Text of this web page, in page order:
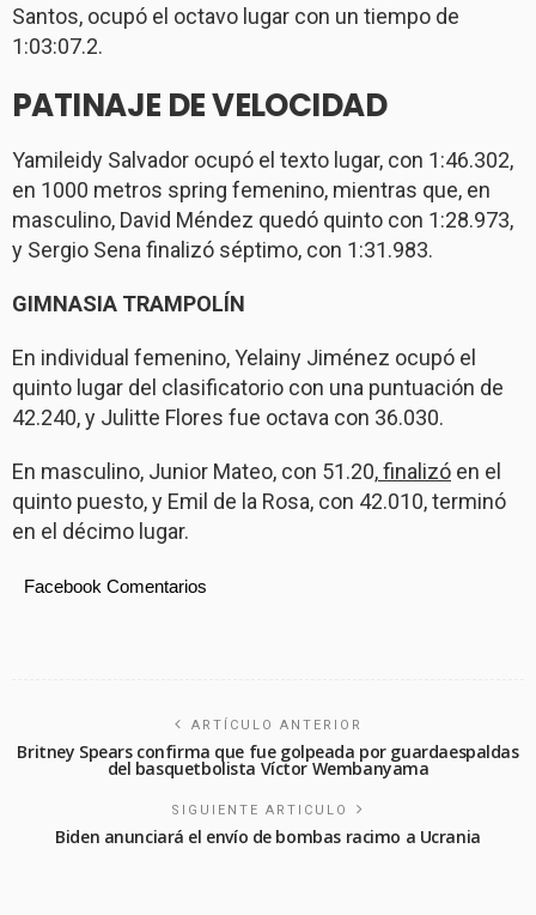
Santos, ocupó el octavo lugar con un tiempo de
1:03:07.2.
PATINAJE DE VELOCIDAD
Yamileidy Salvador ocupó el texto lugar, con 1:46.302,
en 1000 metros spring femenino, mientras que, en
masculino, David Méndez quedó quinto con 1:28.973,
y Sergio Sena finalizó séptimo, con 1:31.983.
GIMNASIA TRAMPOLÍN
En individual femenino, Yelainy Jiménez ocupó el
quinto lugar del clasificatorio con una puntuación de
42.240, y Julitte Flores fue octava con 36.030.
En masculino, Junior Mateo, con 51.20,finalizó en el
quinto puesto, y Emil de la Rosa, con 42.010, terminó
en el décimo lugar.
Facebook Comentarios
ARTÍCULO ANTERIOR
Britney Spears confirma que fue golpeada por guardaespaldas
del basquetbolista Víctor Wembanyama
SIGUIENTE ARTICULO
Biden anunciará el envío de bombas racimo a Ucrania